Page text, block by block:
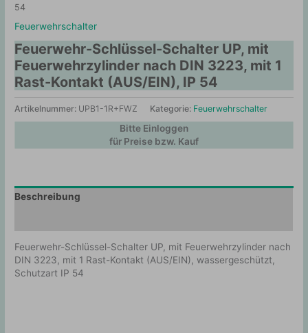
54
Feuerwehrschalter
Feuerwehr-Schlüssel-Schalter UP, mit
Feuerwehrzylinder nach DIN 3223, mit 1
Rast-Kontakt (AUS/EIN), IP 54
Artikelnummer: UPB1-1R+FWZ Kategorie: Feuerwehrschalter
Bitte Einloggen
für Preise bzw. Kauf
Beschreibung
Feuerwehr-Schlüssel-Schalter UP, mit Feuerwehrzylinder nach
DIN 3223, mit 1 Rast-Kontakt (AUS/EIN), wassergeschützt,
Schutzart IP 54